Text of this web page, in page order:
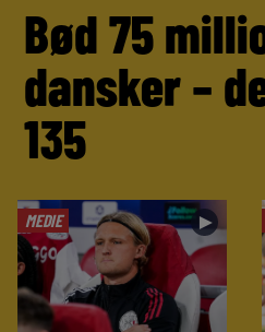
Bød 75
dansker –
135
MEDIE ►